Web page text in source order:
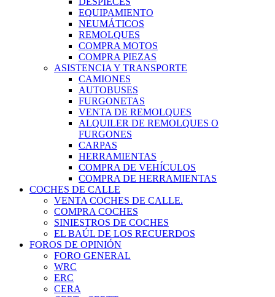
EQUIPAMIENTO
NEUMÁTICOS
REMOLQUES
COMPRA MOTOS
COMPRA PIEZAS
ASISTENCIA Y TRANSPORTE
CAMIONES
AUTOBUSES
FURGONETAS
VENTA DE REMOLQUES
ALQUILER DE REMOLQUES O
FURGONES
CARPAS
HERRAMIENTAS
COMPRA DE VEHÍCULOS
COMPRA DE HERRAMIENTAS
COCHES DE CALLE
VENTA COCHES DE CALLE.
COMPRA COCHES
SINIESTROS DE COCHES
EL BAÚL DE LOS RECUERDOS
FOROS DE OPINIÓN
FORO GENERAL
WRC
ERC
CERA